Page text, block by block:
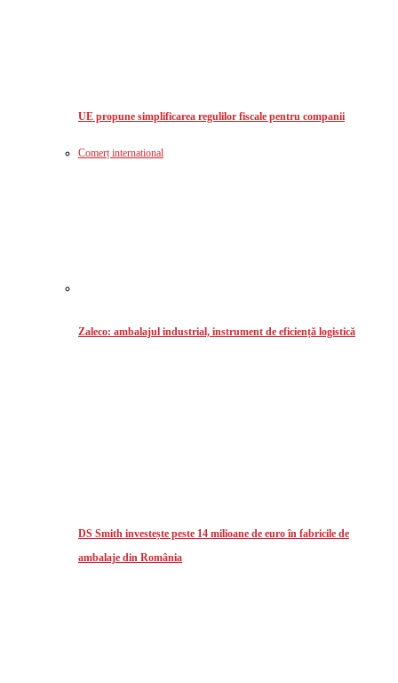
UE propune simplificarea regulilor fiscale pentru companii
Comerț international
Zaleco: ambalajul industrial, instrument de eficiență logistică
DS Smith investește peste 14 milioane de euro în fabricile de
ambalaje din România